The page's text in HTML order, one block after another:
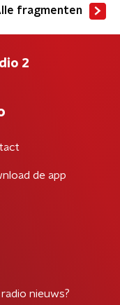
fragmenten
2
de app
nieuws?